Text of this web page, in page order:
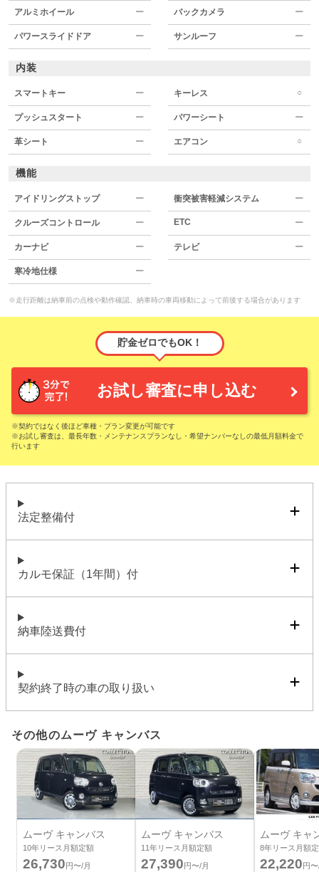
アルミホイール ー バックカメラ ー
パワースライドドア ー サンルーフ ー
内装
スマートキー ー キーレス ○
プッシュスタート ー パワーシート ー
革シート ー エアコン ○
機能
アイドリングストップ ー 衝突被害軽減システム ー
クルーズコントロール ー ETC ー
カーナビ ー テレビ ー
寒冷地仕様 ー
※走行距離は納車前の点検や動作確認、納車時の車両移動によって前後する場合があります
貯金ゼロでもOK！
お試し審査に申し込む
※契約ではなく後ほど車種・プラン変更が可能です
※お試し審査は、最長年数・メンテナンスプランなし・希望ナンバーなしの最低月額料金で
行います
法定整備付
カルモ保証（1年間）付
納車陸送費付
契約終了時の車の取り扱い
その他のムーヴ キャンバス
ムーヴ キャンバス
10年リース月額定額
26,730円〜/月
ムーヴ キャンバス
11年リース月額定額
27,390円〜/月
ムーヴ キャ
8年リース月額
22,220円